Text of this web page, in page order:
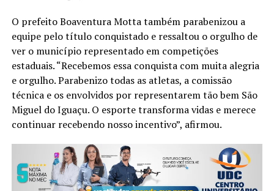
O prefeito Boaventura Motta também parabenizou a
equipe pelo título conquistado e ressaltou o orgulho de
ver o município representado em competições
estaduais. “Recebemos essa conquista com muita alegria
e orgulho. Parabenizo todas as atletas, a comissão
técnica e os envolvidos por representarem tão bem São
Miguel do Iguaçu. O esporte transforma vidas e merece
continuar recebendo nosso incentivo”, afirmou.